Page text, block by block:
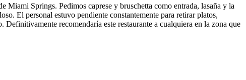
Miami Springs. Pedimos caprese y bruschetta como entrada, lasaña y la
El personal estuvo pendiente constantemente para retirar platos,
recomendaría este restaurante a cualquiera en la zona que